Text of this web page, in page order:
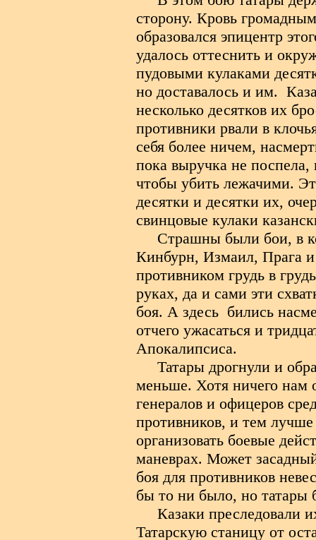
сторону. Кровь
образовался эпицентр
удалось оттеснить и
пудовыми кулаками
но доставалось и им.
несколько десятков их
противники рвали в
себя более ничем,
пока выручка не
чтобы убить лежачими.
десятки и десятки их,
свинцовые кулаки
Страшны были бои, в
Кинбурн, Измаил, Прага и
противником грудь в
руках, да и сами эти
боя. А здесь бились
отчего ужасаться и
Апокалипсиса.
Татары дрогнули и
меньше. Хотя ничего нам
генералов и офицеров
противников, и тем
организовать боевые
маневрах. Может
боя для противников
бы то ни было, но татары
Казаки преследовали
Татарскую станицу от